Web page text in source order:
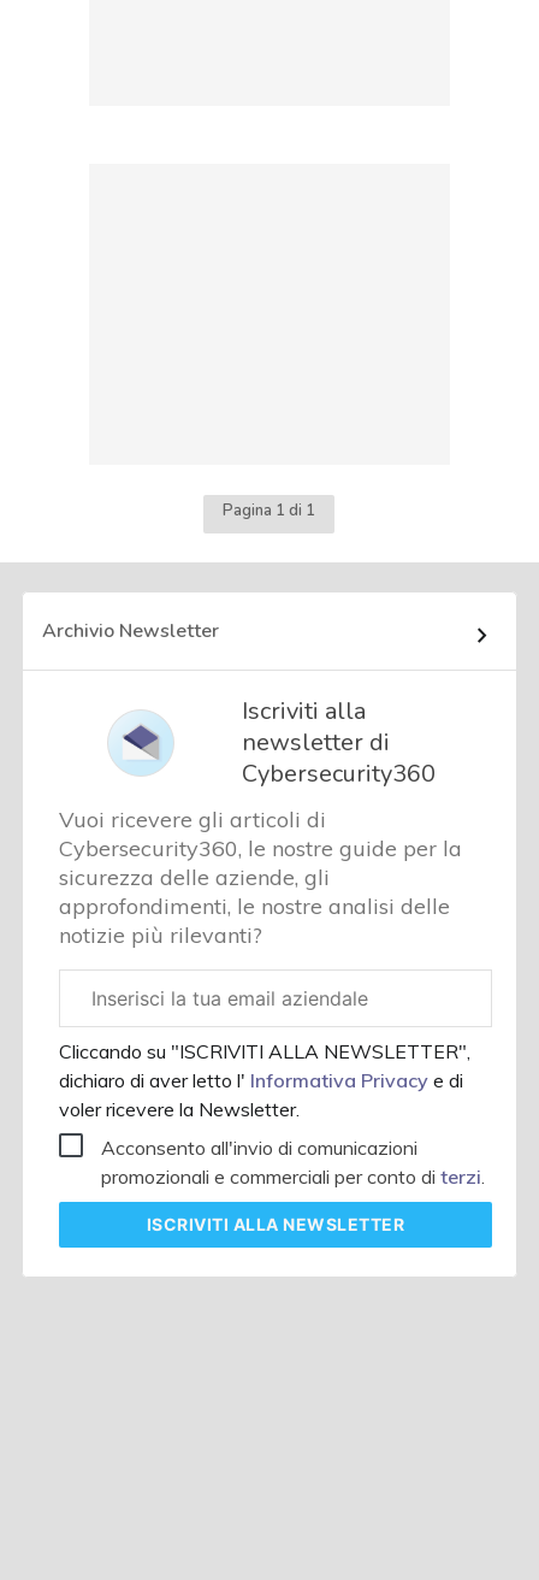
Pagina 1 di 1
Archivio Newsletter
Iscriviti alla
newsletter di
Cybersecurity360
Vuoi ricevere gli articoli di
Cybersecurity360, le nostre guide per la
sicurezza delle aziende, gli
approfondimenti, le nostre analisi delle
notizie più rilevanti?
aziendale
Cliccando su "ISCRIVITI ALLA NEWSLETTER",
dichiaro di aver letto l' Informativa Privacye di
voler ricevere la Newsletter.
Acconsento all'invio di comunicazioni
promozionali e commerciali per conto diterzi.
ISCRIVITI ALLA NEWSLETTER